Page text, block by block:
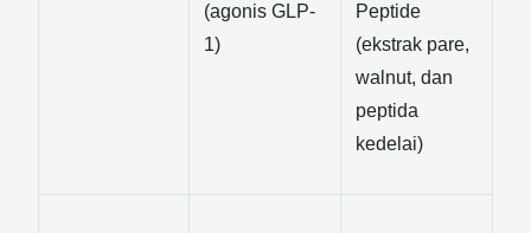
(agonis GLP-
1)
Peptide
(ekstrak pare,
walnut, dan
peptida
kedelai)